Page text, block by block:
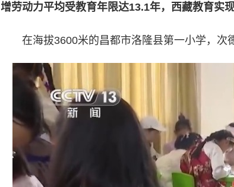
增劳动力平均受教育年限达13.1年，西藏教育实现
在海拔3600米的昌都市洛隆县第一小学，次德